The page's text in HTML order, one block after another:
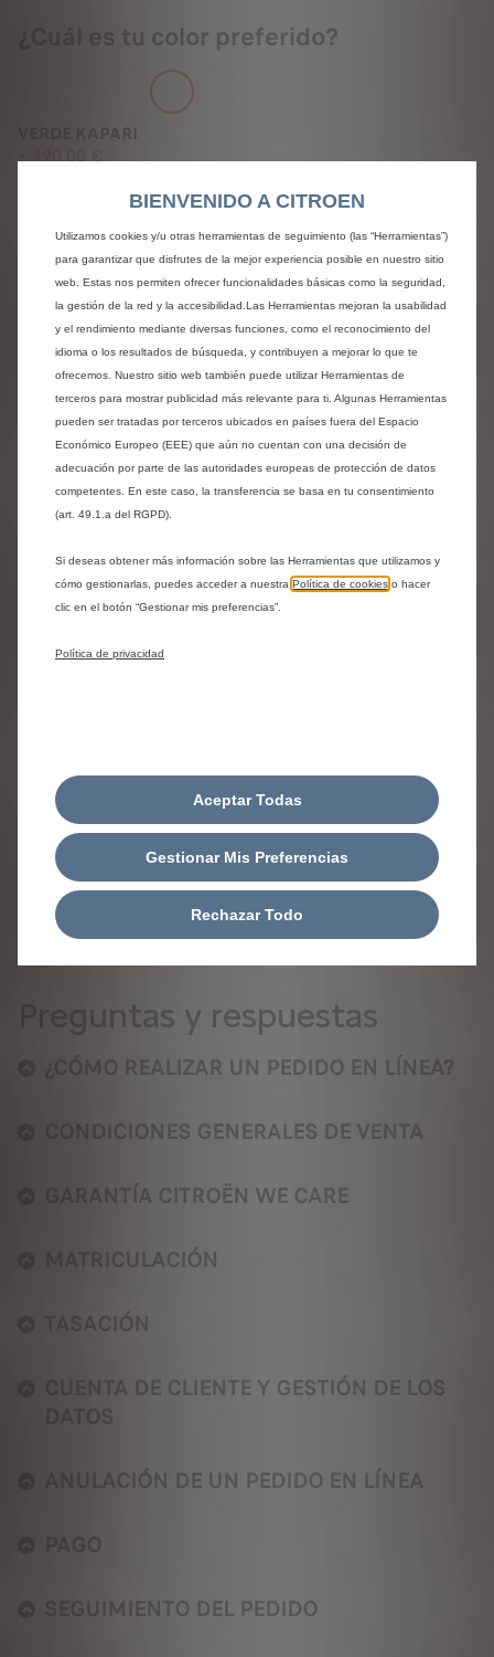
¿Cuál es tu color preferido?
VERDE KAPARI
+490,00 €
Haz que tu interior sea lo más cómodo
posible.
CURITIBA BLACK ART GREY
Sin coste adicional
Ponte en contacto con nosotros
Contáctanos al 800 00 09 21
Preguntas y respuestas
¿CÓMO REALIZAR UN PEDIDO EN LÍNEA?
CONDICIONES GENERALES DE VENTA
GARANTÍA CITROËN WE CARE
MATRICULACIÓN
TASACIÓN
CUENTA DE CLIENTE Y GESTIÓN DE LOS
ANULACIÓN DE UN PEDIDO EN LÍNEA
SEGUIMIENTO DEL PEDIDO
BIENVENIDO A CITROEN
Utilizamos cookies y/u otras herramientas de seguimiento (las “Herramientas”)
para garantizar que disfrutes de la mejor experiencia posible en nuestro sitio
web. Estas nos permiten ofrecer funcionalidades básicas como la seguridad,
la gestión de la red y la accesibilidad.Las Herramientas mejoran la usabilidad
y el rendimiento mediante diversas funciones, como el reconocimiento del
idioma o los resultados de búsqueda, y contribuyen a mejorar lo que te
ofrecemos. Nuestro sitio web también puede utilizar Herramientas de
terceros para mostrar publicidad más relevante para ti. Algunas Herramientas
pueden ser tratadas por terceros ubicados en países fuera del Espacio
Económico Europeo (EEE) que aún no cuentan con una decisión de
adecuación por parte de las autoridades europeas de protección de datos
competentes. En este caso, la transferencia se basa en tu consentimiento
(art. 49.1.a del RGPD).
Si deseas obtener más información sobre las Herramientas que utilizamos y
cómo gestionarlas, puedes acceder a nuestra Política de cookies o hacer
clic en el botón “Gestionar mis preferencias”.
Política de privacidad
Gestionar Mis Preferencias
Aceptar Todas
Rechazar Todo